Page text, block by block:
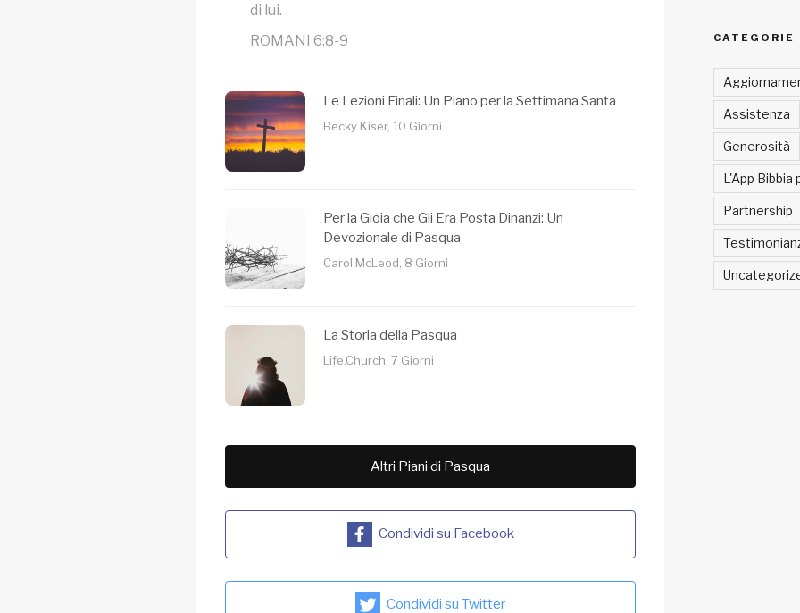
di lui.
ROMANI 6:8-9
Le Lezioni Finali: Un Piano per la Settimana Santa
Becky Kiser, 10 Giorni
Per la Gioia che Gli Era Posta Dinanzi: Un
Devozionale di Pasqua
Carol McLeod, 8 Giorni
La Storia della Pasqua
Life.Church, 7 Giorni
Altri Piani di Pasqua
Condividi su Facebook
Condividi su Twitter
CATEGORIE
Assistenza
Generosità
L'App Bibbia
Partnership